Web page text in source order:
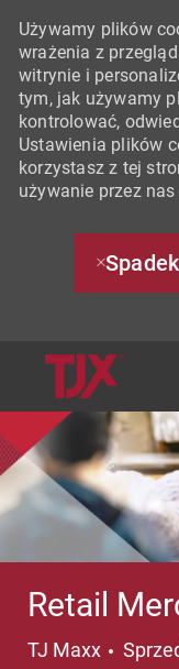
Używamy plików
wrażenia z
witrynie i
tym, jak używamy
kontrolować,
Ustawienia plików
korzystasz z tej
używanie przez
Spadek
Retail
TJ Maxx